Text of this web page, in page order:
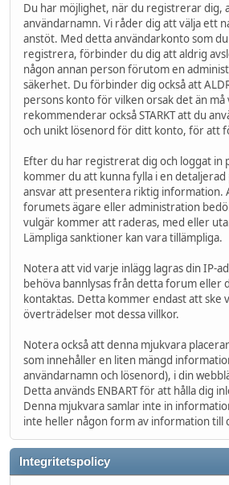
Du har möjlighet, när du registrerar dig,
användarnamn. Vi råder dig att välja ett
anstöt. Med detta användarkonto som
registrera, förbinder du dig att aldrig
någon annan person förutom en
säkerhet. Du förbinder dig också att
persons konto för vilken orsak det än må
rekommenderar också STARKT att du
och unikt lösenord för ditt konto, för att
Efter du har registrerat dig och loggat in
kommer du att kunna fylla i en
ansvar att presentera riktig information.
forumets ägare eller administration
vulgär kommer att raderas, med eller
Lämpliga sanktioner kan vara tillämpliga.
Notera att vid varje inlägg lagras din IP-
behöva bannlysas från detta forum
kontaktas. Detta kommer endast att ske
överträdelser mot dessa villkor.
Notera också att denna mjukvara
som innehåller en liten mängd
användarnamn och lösenord), i din
Detta används ENBART för att hålla dig
Denna mjukvara samlar inte in
inte heller någon form av information till
Integritetspolicy